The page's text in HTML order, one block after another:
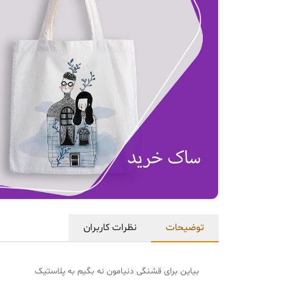
توضیحات نظرات کاربران
بیاین برای قشنگی دنیامون نه بگیم به پلاستیک